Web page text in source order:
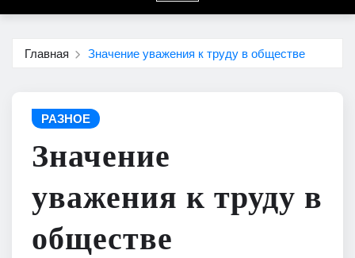
Главная Значение уважения к труду в обществе
РАЗНОЕ
Значение
уважения к труду в
обществе